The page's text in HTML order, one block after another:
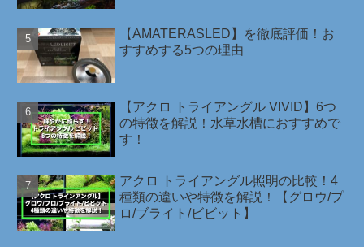
【AMATERASLED】を徹底評価！お
すすめする5つの理由
【アクロ トライアングル VIVID】6つ
の特徴を解説！水草水槽におすすめで
す！
アクロ トライアングル照明の比較！4
種類の違いや特徴を解説！【グロウ/プ
ロ/ブライト/ビビット】